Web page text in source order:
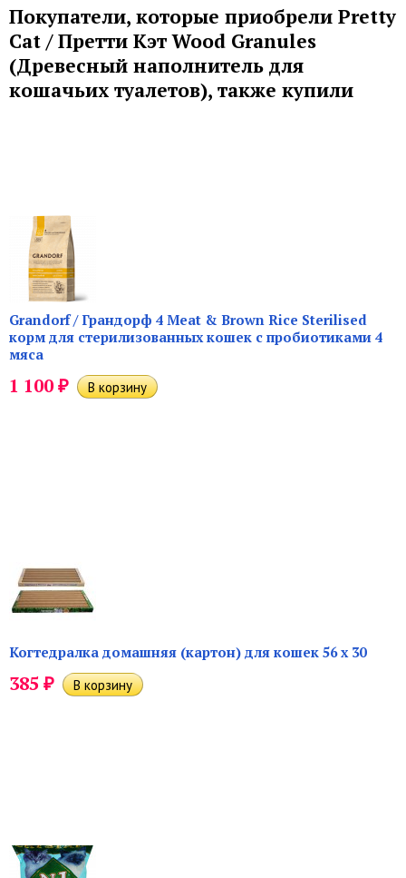
Покупатели, которые приобрели Pretty
Cat / Претти Кэт Wood Granules
(Древесный наполнитель для
кошачьих туалетов), также купили
Grandorf / Грандорф 4 Meat & Brown Rice Sterilised
корм для стерилизованных кошек с пробиотиками 4
мяса
1 100₽
Когтедралка домашняя (картон) для кошек 56 х 30
385 ₽